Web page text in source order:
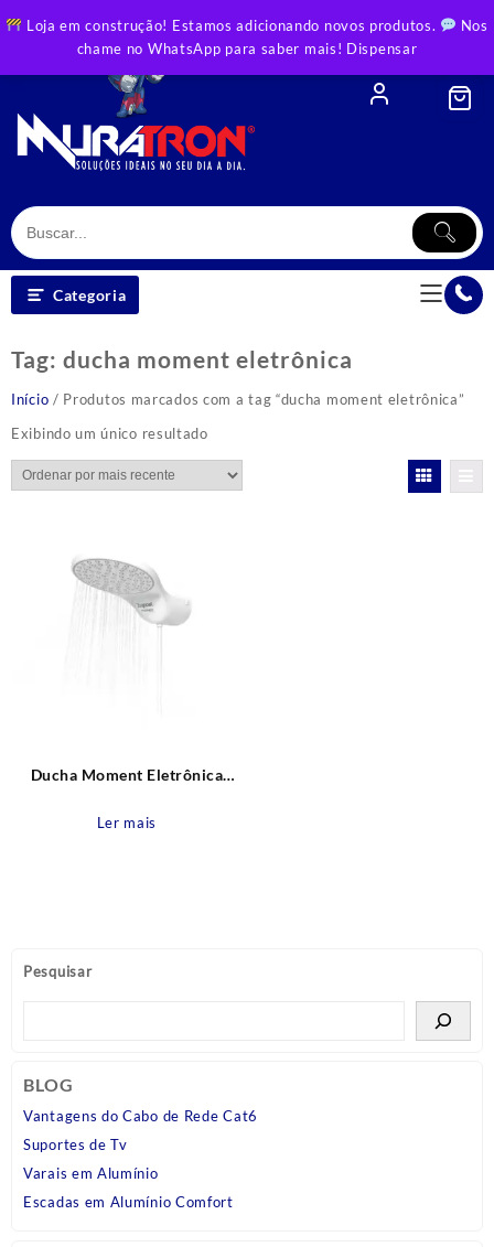
Loja em construção! Estamos adicionando novos produtos.
Nos
chame no WhatsApp para saber mais! Dispensar
to
Categoria
Pesquisar
BLOG
Vantagens do Cabo de Rede Cat6
Suportes de Tv
Varais em Alumínio
Escadas em Alumínio Comfort
Tag: ducha moment eletrônica
Início / Produtos marcados com a tag “ducha moment eletrônica”
Exibindo um único resultado
Ducha Moment Eletrônica
Ler mais